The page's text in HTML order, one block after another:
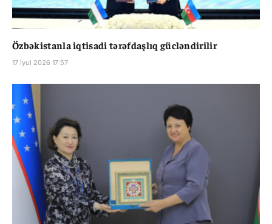
Özbəkistanla iqtisadi tərəfdaşlıq gücləndirilir
17 İyul 2026 17:57